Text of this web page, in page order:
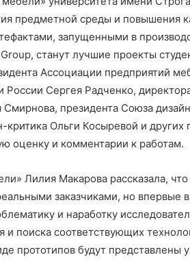
предметной среды и повышения
запущенными в
станут лучшие проекты
Ассоциации предприятий
Сергея Радченко,
президента Союза
Ольги Косыревой и других
оценку и комментарии к работам.
Лилия Макарова рассказала, что
заказчиками, но впервые
и наработку
и поиска соответствующих
прототипов будут представлены